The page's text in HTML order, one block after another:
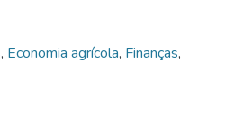
, Economia agrícola, Finanças,